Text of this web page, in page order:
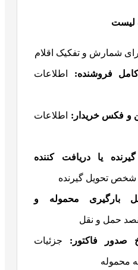
لیست
شمارش و تفکیک اقلام
فروشنده: اطلاعات
و فکس خریدار : اطلاعات
یا دریافت کننده
تحویل گیرنده
بارگیری محموله و
حمل و نقل
صدور فاکتور : جزئیات
محموله